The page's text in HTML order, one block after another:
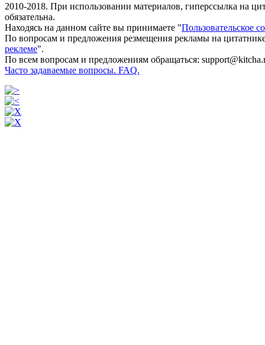
2010-2018. При использовании материалов, гиперссылка на
обязательна.
Находясь на данном сайте вы принимаете "Пользовательское
По вопросам и предложения резмещения рекламы на
реклеме".
По всем вопросам и предложениям обращаться:
Часто задаваемые вопросы. FAQ.